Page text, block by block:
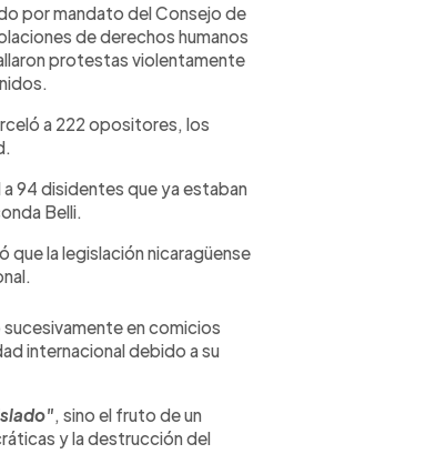
por mandato del Consejo de
de derechos humanos
protestas violentamente
a 222 opositores, los
a 94 disidentes que ya estaban
Belli.
que la legislación nicaragüense
en comicios
internacional debido a su
, sino el fruto de un
y la destrucción del